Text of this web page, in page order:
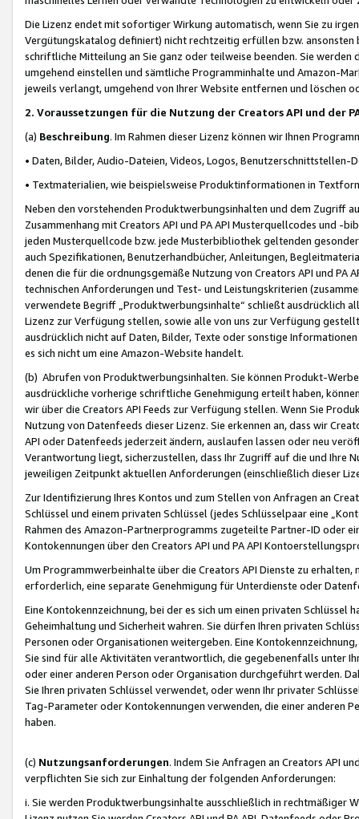
Die Lizenz endet mit sofortiger Wirkung automatisch, wenn Sie zu
Vergütungskatalog definiert) nicht rechtzeitig erfüllen bzw. ansonsten
schriftliche Mitteilung an Sie ganz oder teilweise beenden. Sie werden
umgehend einstellen und sämtliche Programminhalte und Amazon-
jeweils verlangt, umgehend von Ihrer Website entfernen und löschen
2. Voraussetzungen für die Nutzung der Creators API und der
(a) Beschreibung. Im Rahmen dieser Lizenz können wir Ihnen
• Daten, Bilder, Audio-Dateien, Videos, Logos, Benutzerschnittstellen-
• Textmaterialien, wie beispielsweise Produktinformationen in
Neben den vorstehenden Produktwerbungsinhalten und dem Zugriff
Zusammenhang mit Creators API und PA API Musterquellcodes und
jeden Musterquellcode bzw. jede Musterbibliothek geltenden
auch Spezifikationen, Benutzerhandbücher, Anleitungen,
denen die für die ordnungsgemäße Nutzung von Creators API und PA
technischen Anforderungen und Test- und Leistungskriterien
verwendete Begriff „Produktwerbungsinhalte“ schließt ausdrücklich
Lizenz zur Verfügung stellen, sowie alle von uns zur Verfügung
ausdrücklich nicht auf Daten, Bilder, Texte oder sonstige
es sich nicht um eine Amazon-Website handelt.
(b) Abrufen von Produktwerbungsinhalten. Sie können Produkt-
ausdrückliche vorherige schriftliche Genehmigung erteilt haben,
wir über die Creators API Feeds zur Verfügung stellen. Wenn Sie
Nutzung von Datenfeeds dieser Lizenz. Sie erkennen an, dass wir
API oder Datenfeeds jederzeit ändern, auslaufen lassen oder neu
Verantwortung liegt, sicherzustellen, dass Ihr Zugriff auf die und Ihre
jeweiligen Zeitpunkt aktuellen Anforderungen (einschließlich dieser
Zur Identifizierung Ihres Kontos und zum Stellen von Anfragen an
Schlüssel und einem privaten Schlüssel (jedes Schlüsselpaar eine
Rahmen des Amazon-Partnerprogramms zugeteilte Partner-ID oder
Kontokennungen über den Creators API und PA API
Um Programmwerbeinhalte über die Creators API Dienste zu
erforderlich, eine separate Genehmigung für Unterdienste oder
Eine Kontokennzeichnung, bei der es sich um einen privaten
Geheimhaltung und Sicherheit wahren. Sie dürfen Ihren privaten
Personen oder Organisationen weitergeben. Eine
Sie sind für alle Aktivitäten verantwortlich, die gegebenenfalls unter
oder einer anderen Person oder Organisation durchgeführt werden.
Sie Ihren privaten Schlüssel verwendet, oder wenn Ihr privater
Tag-Parameter oder Kontokennungen verwenden, die einer anderen
haben.
(c) Nutzungsanforderungen. Indem Sie Anfragen an Creators API
verpflichten Sie sich zur Einhaltung der folgenden Anforderungen:
i. Sie werden Produktwerbungsinhalte ausschließlich in rechtmäßiger